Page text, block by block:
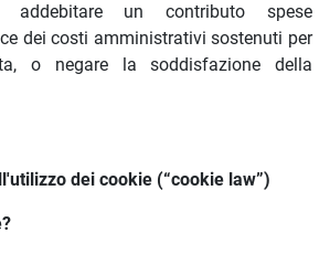
addebitare un contributo spese
dei costi amministrativi sostenuti per
o negare la soddisfazione della
dei cookie (“cookie law”)